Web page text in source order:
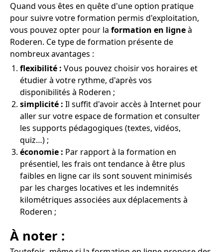
Quand vous êtes en quête d'une option pratique
pour suivre votre formation permis d'exploitation,
vous pouvez opter pour la formation en ligneà
Roderen. Ce type de formation présente de
nombreux avantages :
flexibilité : Vous pouvez choisir vos horaires et
étudier à votre rythme, d'après vos
disponibilités à Roderen ;
simplicité : Il suffit d'avoir accès à Internet pour
aller sur votre espace de formation et consulter
les supports pédagogiques (textes, vidéos,
quiz…) ;
économie : Par rapport à la formation en
présentiel, les frais ont tendance à être plus
faibles en ligne car ils sont souvent minimisés
par les charges locatives et les indemnités
kilométriques associées aux déplacements à
Roderen ;
À noter :